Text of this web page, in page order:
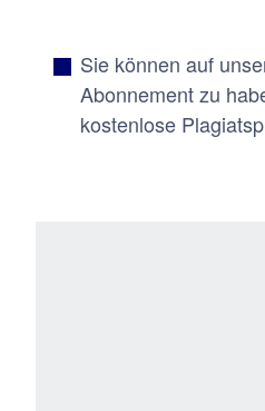
Sie können auf
Abonnement zu
kostenlose